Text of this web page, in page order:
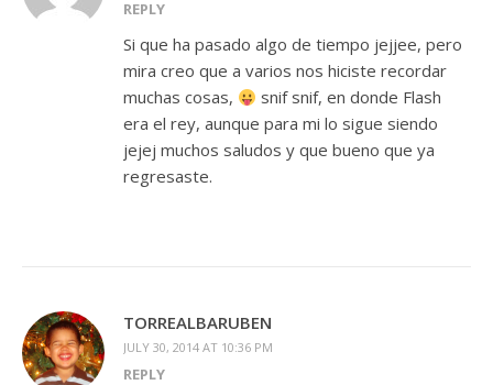
REPLY
Si que ha pasado algo de tiempo jejjee, pero
mira creo que a varios nos hiciste recordar
muchas cosas,
snif snif, en donde Flash
era el rey, aunque para mi lo sigue siendo
jejej muchos saludos y que bueno que ya
regresaste.
TORREALBARUBEN
JULY 30, 2014 AT 10:36 PM
REPLY